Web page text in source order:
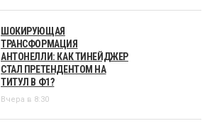
ШОКИРУЮЩАЯ
ТРАНСФОРМАЦИЯ
АНТОНЕЛЛИ: КАК ТИНЕЙДЖЕР
СТАЛ ПРЕТЕНДЕНТОМ НА
ТИТУЛ В Ф1?
Вчера в 8:30